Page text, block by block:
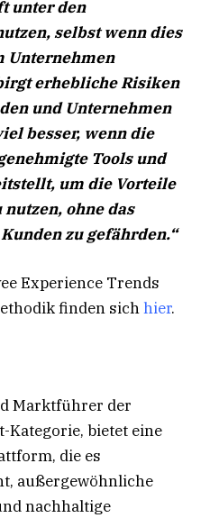
unter den
selbst wenn dies
Unternehmen
erhebliche Risiken
und Unternehmen
besser, wenn die
Tools und
um die Vorteile
ohne das
zu gefährden.“
Experience Trends
finden sichhier.
Marktführer der
Kategorie, bietet eine
die es
außergewöhnliche
nachhaltige